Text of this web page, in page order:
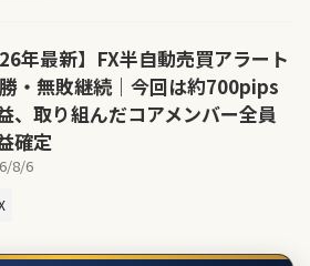
年最新】FX半自動売買アラート
・無敗継続｜今回は約700pips
、取り組んだコアメンバー全員
確定
8/6